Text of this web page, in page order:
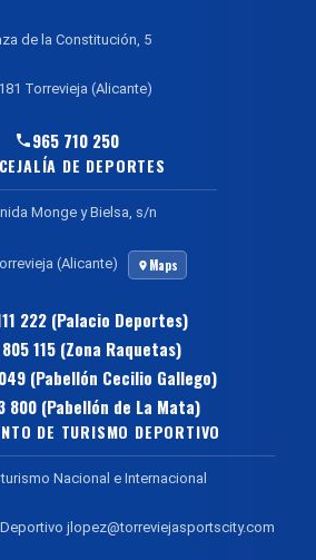
de la Constitución, 5
Torrevieja (Alicante)
965 710 250
DE DEPORTES
Monge y Bielsa, s/n
(Alicante) Maps
222 (Palacio Deportes)
115 (Zona Raquetas)
(Pabellón Cecilio Gallego)
800 (Pabellón de La Mata)
DE TURISMO DEPORTIVO
Nacional e Internacional
jlopez@torreviejasportscity.com